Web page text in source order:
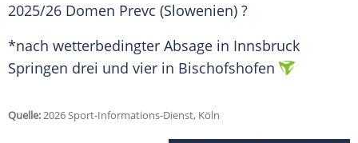
2025/26 Domen Prevc (Slowenien) ?
*nach wetterbedingter Absage in Innsbruck
Springen drei und vier in Bischofshofen
Quelle:2026 Sport-Informations-Dienst, Köln